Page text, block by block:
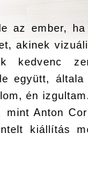
az ember,
akinek
kedvenc
együtt,
én
Anton
kiállítás